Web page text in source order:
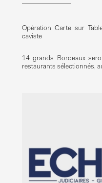
Opération Carte sur
caviste
14 grands Bordeaux
restaurants sélectionnés,